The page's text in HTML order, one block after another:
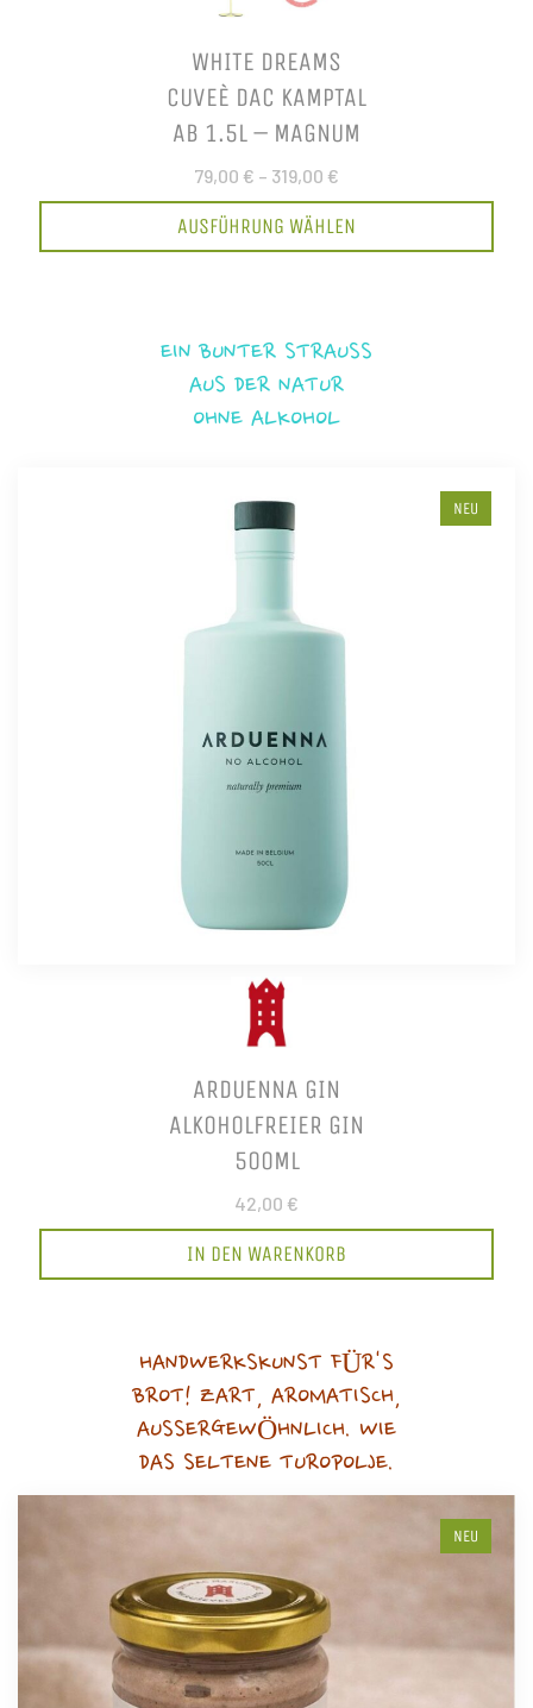
WHITE DREAMS
CUVEÈ DAC KAMPTAL
AB 1.5L – MAGNUM
79,00 € – 319,00 €
AUSFÜHRUNG WÄHLEN
EIN BUNTER STRAUSS
AUS DER NATUR
OHNE ALKOHOL
NEU
ARDUENNA GIN
ALKOHOLFREIER GIN
500ML
42,00 €
IN DEN WARENKORB
HANDWERKSKUNST FÜR'S
BROT! ZART, AROMATISCH,
AUSSERGEWÖHNLICH. WIE
DAS SELTENE TUROPOLJE.
NEU